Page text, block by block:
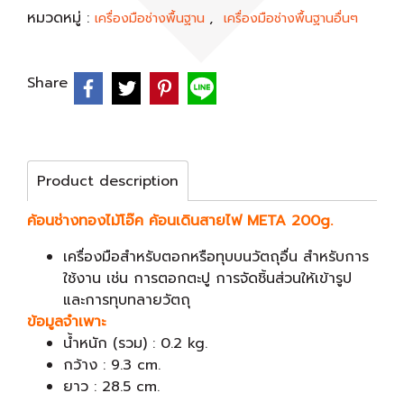
หมวดหมู่ : เครื่องมือช่างพื้นฐาน , เครื่องมือช่างพื้นฐานอื่นๆ
Share
Product description
ค้อนช่างทองไม้โอ๊ค ค้อนเดินสายไฟ META 200g.
เครื่องมือสำหรับตอกหรือทุบบนวัตถุอื่น สำหรับการ
ใช้งาน เช่น การตอกตะปู การจัดชิ้นส่วนให้เข้ารูป
และการทุบทลายวัตถุ
ข้อมูลจำเพาะ
น้ำหนัก (รวม) : 0.2 kg.
กว้าง : 9.3 cm.
ยาว : 28.5 cm.